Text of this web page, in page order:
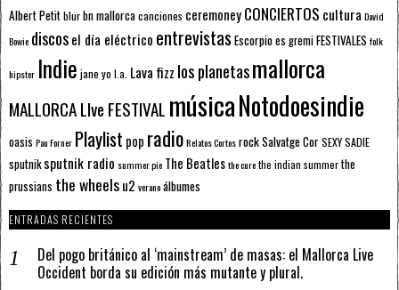
Albert Petitblurbn mallorcacanciones ceremoneyCONCIERTOS cultura David
Bowie discosel día eléctrico entrevistas Escorpioes gremiFESTIVALES folk
hipster Indie jane yo l.a. Lava fizz los planetasmallorca
MALLORCA LIve FESTIVAL músicaNotodoesindie
oasis Pau Forner Playlist pop radioRelatos CortosrockSalvatge CorSEXY SADIE
sputnik sputnik radio summer pie The Beatlesthe curethe indian summerthe
prussians the wheelsu2 veranoálbumes
ENTRADAS RECIENTES
Del pogo británico al ‘mainstream’ de masas: el Mallorca Live
Occident borda su edición más mutante y plural.